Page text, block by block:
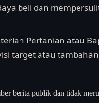
beli dan
Pertanian atau
target atau
berita publik dan tidak